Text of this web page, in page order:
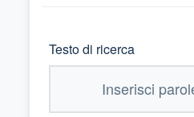
Testo di ricerca